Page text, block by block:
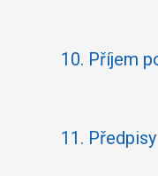
10. Příjem
11. Předpisy